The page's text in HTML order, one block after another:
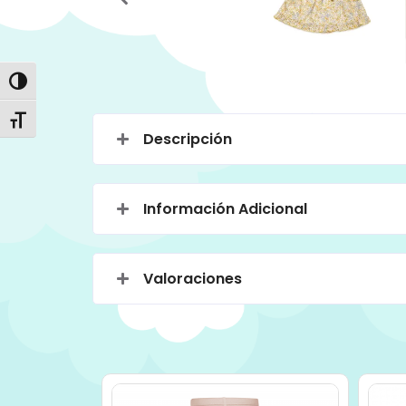
Alternar alto contraste
Alternar tamaño de letra
Descripción
Información Adicional
Valoraciones